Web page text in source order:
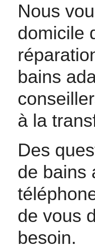
Nous
domicile
bains
à la
Des
de bains
de vous
besoin.